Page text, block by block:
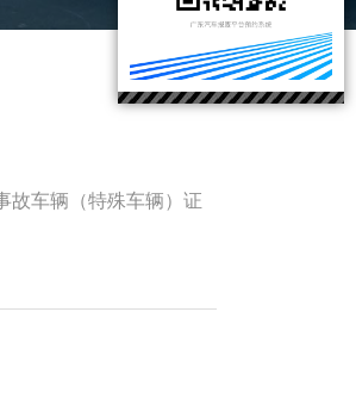
故车辆（特殊车辆）证